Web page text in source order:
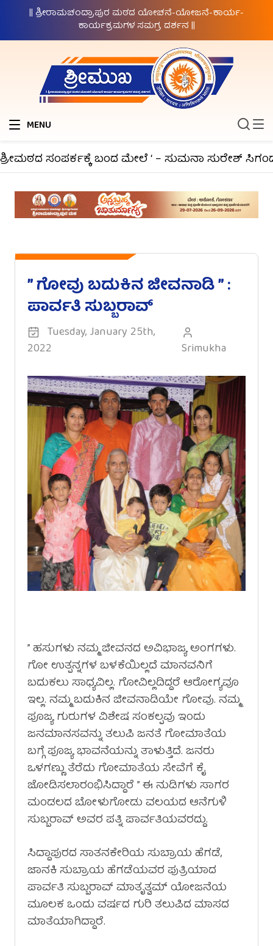
|| ಶ್ರೀರಾಮಚಂದ್ರಾಪುರ ಮಠದ ಯೋಚನೆ-ಯೋಜನೆ-ಕಾರ್ಯ-
ಕಾರ್ಯಕ್ರಮಗಳ ಸಮಗ್ರ ದರ್ಶನ ||
MENU
ಸಂಪರ್ಕಕ್ಕೆ ಬಂದ ಮೇಲೆ ‘ – ಸುಮನಾ ಸುರೇಶ್
” ಗೋವು ಬದುಕಿನ ಜೀವನಾಡಿ ” :
ಪಾರ್ವತಿ ಸುಬ್ಬರಾವ್
Tuesday, January 25th,
2022
Srimukha
” ಹಸುಗಳು ನಮ್ಮ ಜೀವನದ ಅವಿಭಾಜ್ಯ ಅಂಗಗಳು.
ಗೋ ಉತ್ಪನ್ನಗಳ ಬಳಕೆಯಿಲ್ಲದೆ ಮಾನವನಿಗೆ
ಬದುಕಲು ಸಾಧ್ಯವಿಲ್ಲ. ಗೋವಿಲ್ಲದಿದ್ದರೆ ಆರೋಗ್ಯವೂ
ಇಲ್ಲ. ನಮ್ಮ ಬದುಕಿನ ಜೀವನಾಡಿಯೇ ಗೋವು. ನಮ್ಮ
ಪೂಜ್ಯ ಗುರುಗಳ ವಿಶೇಷ ಸಂಕಲ್ಪವು ಇಂದು
ಜನಮಾನಸವನ್ನು ತಲುಪಿ ಜನತೆ ಗೋಮಾತೆಯ
ಬಗ್ಗೆ ಪೂಜ್ಯ ಭಾವನೆಯನ್ನು ತಾಳುತ್ತಿದೆ. ಜನರು
ಒಳಗಣ್ಣು ತೆರೆದು ಗೋಮಾತೆಯ ಸೇವೆಗೆ ಕೈ
ಜೋಡಿಸಲಾರಂಭಿಸಿದ್ದಾರೆ ” ಈ ನುಡಿಗಳು ಸಾಗರ
ಮಂಡಲದ ಬೋಳುಗೋಡು ವಲಯದ ಆನೆಗುಳಿ
ಸುಬ್ಬರಾವ್ ಅವರ ಪತ್ನಿ ಪಾರ್ವತಿಯವರದ್ದು.
ಸಿದ್ದಾಪುರದ ಸಾತನಕೇರಿಯ ಸುಬ್ರಾಯ ಹೆಗಡೆ,
ಜಾನಕಿ ಸುಬ್ರಾಯ ಹೆಗಡೆಯವರ ಪುತ್ರಿಯಾದ
ಪಾರ್ವತಿ ಸುಬ್ಬರಾವ್ ಮಾತೃತ್ವಮ್ ಯೋಜನೆಯ
ಮೂಲಕ ಒಂದು ವರ್ಷದ ಗುರಿ ತಲುಪಿದ ಮಾಸದ
ಮಾತೆಯಾಗಿದ್ದಾರೆ.